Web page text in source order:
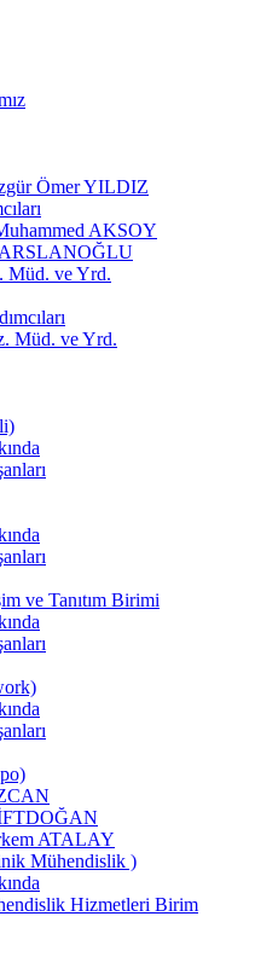
Ömer YILDIZ
AKSOY
ARSLANOĞLU
Müd. ve Yrd.
Müd. ve Yrd.
ve Tanıtım Birimi
ATALAY
Mühendislik )
Hizmetleri Birim